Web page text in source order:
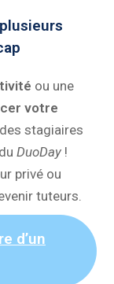
ou une
votre
stagiaires
DuoDay !
privé ou
tuteurs.
d’un